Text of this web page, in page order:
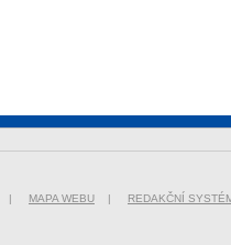
| MAPA WEBU | REDAKČNÍ